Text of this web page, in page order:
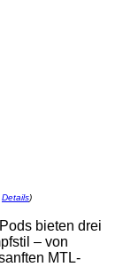
Details)
bieten drei
– von
MTL-